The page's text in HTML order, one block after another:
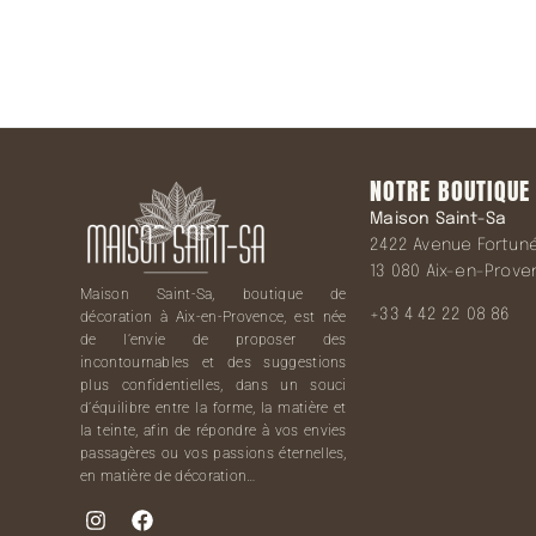
Maison Saint-Sa, boutique de
décoration à Aix-en-Provence, est née
de l’envie de proposer des
incontournables et des suggestions
plus confidentielles, dans un souci
d’équilibre entre la forme, la matière et
la teinte, afin de répondre à vos envies
passagères ou vos passions éternelles,
en matière de décoration…
NOTRE BOUTIQUE
Maison Saint-Sa
2422 Avenue
13 080 Aix-en-
+33 4 42 22 08 86